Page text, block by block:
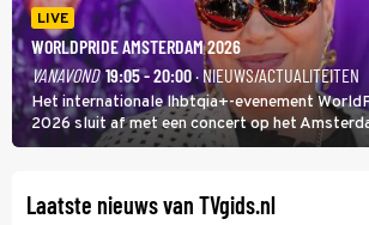
LIVE
WORLDPRIDE AMSTERDAM 2026
VANAVOND 19:05 - 20:00· NIEUWS/ACTUALITEITEN
Het internationale lhbtqia+-evenement
2026 sluit af met een concert op het
Anita Doth is een van de optredende
Laatste nieuws van TVgids.nl